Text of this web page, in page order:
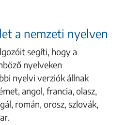
a nemzeti nyelven
segíti, hogy a
nyelveken
nyelvi verziók állnak
angol, francia, olasz,
román, orosz, szlovák,